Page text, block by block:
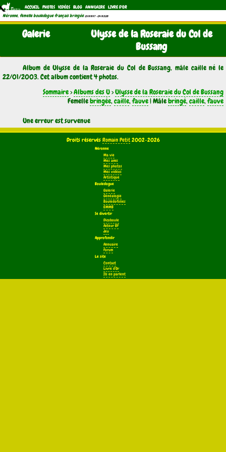
ACCUEIL PHOTOS VIDÉOS BLOG ANNUAIRE LIVRE D'OR
Néronne, femelle bouledogue français bringée (21/11/1997 - 04/11/2011)
Galerie
Ulysse de la Roseraie du Col de
Bussang
Album de Ulysse de la Roseraie du Col de Bussang, mâle caille né le
22/01/2003. Cet album contient 4 photos.
Sommaire>Albums des U>Ulysse de la Roseraie du Col de Bussang
Femellebringée,caille,fauve| Mâlebringé,caille,fauve
Une erreur est survenue
Droits réservés Romain Petit2002-2026
Néronne
Ma vie
Mes amis
Mes photos
Mes vidéos
Artistique
Bouledogue
Galerie
Généalogie
Bouledofolies
EMMB
Se divertir
Dicoboule
Acteur BF
Jeu
Approfondir
Annuaire
Forum
Le site
Contact
Livre d'Or
Ils en parlent